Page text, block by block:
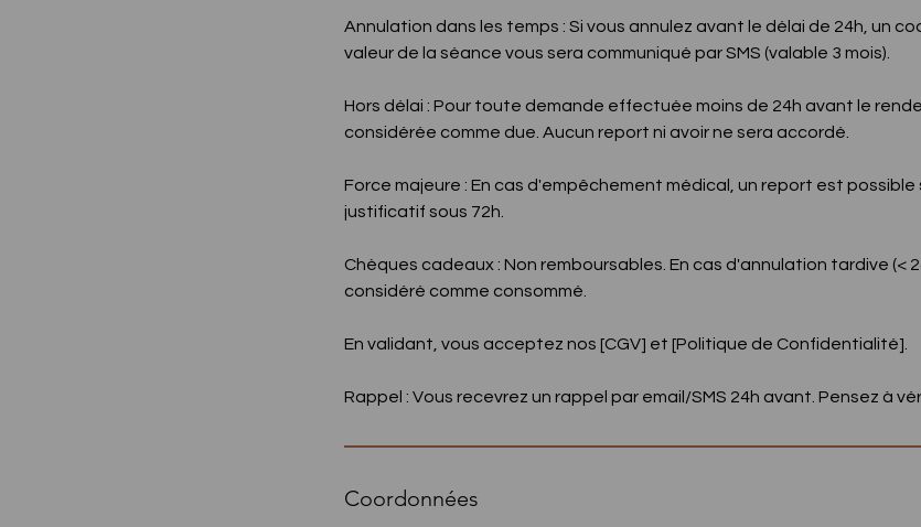
Annulation dans les temps : Si vous annulez avant le délai de 24h, un
valeur de la séance vous sera communiqué par SMS (valable 3 mois).
Hors délai : Pour toute demande effectuée moins de 24h avant le
considérée comme due. Aucun report ni avoir ne sera accordé.
Force majeure : En cas d'empêchement médical, un report est
justificatif sous 72h.
Chèques cadeaux : Non remboursables. En cas d'annulation tardive (<
considéré comme consommé.
En validant, vous acceptez nos [CGV] et [Politique de Confidentialité].
Rappel : Vous recevrez un rappel par email/SMS 24h avant. Pensez à
Coordonnées